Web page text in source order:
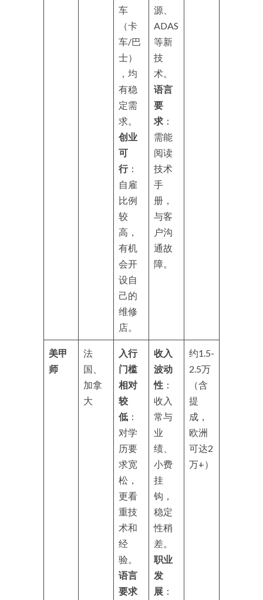
车
（卡
车/巴
士）
，均
有稳
定需
求。
创业
可
行：
自雇
比例
较
高，
有机
会开
设自
己的
维修
店。
源、
ADAS
等新
技
术。
语言
要
求 ：
需能
阅读
技术
手
册，
与客
户沟
通故
障。
美甲
师
法
国、
加拿
大
入行
门槛
相对
较
低 ：
对学
历要
求宽
松，
更看
重技
术和
经
验。
语言
要求
收入
波动
性 ：
收入
常与
业
绩、
小费
挂
钩，
稳定
性稍
差。
职业
发
展 ：
约1.5-
2.5万
（含
提
成，
欧洲
可达2
万+）